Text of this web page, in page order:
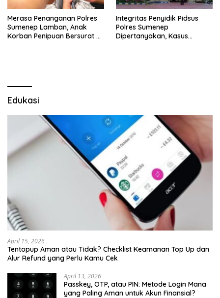
Merasa Penanganan Polres
Sumenep Lamban, Anak
Korban Penipuan Bersurat ke
Integritas Penyidik Pidsus
Polres Sumenep
Dipertanyakan, Kasus
Edukasi
April 15, 2026
Tentopup Aman atau Tidak? Checklist Keamanan Top Up dan
Alur Refund yang Perlu Kamu Cek
April 13, 2026
Passkey, OTP, atau PIN: Metode Login Mana
yang Paling Aman untuk Akun Finansial?